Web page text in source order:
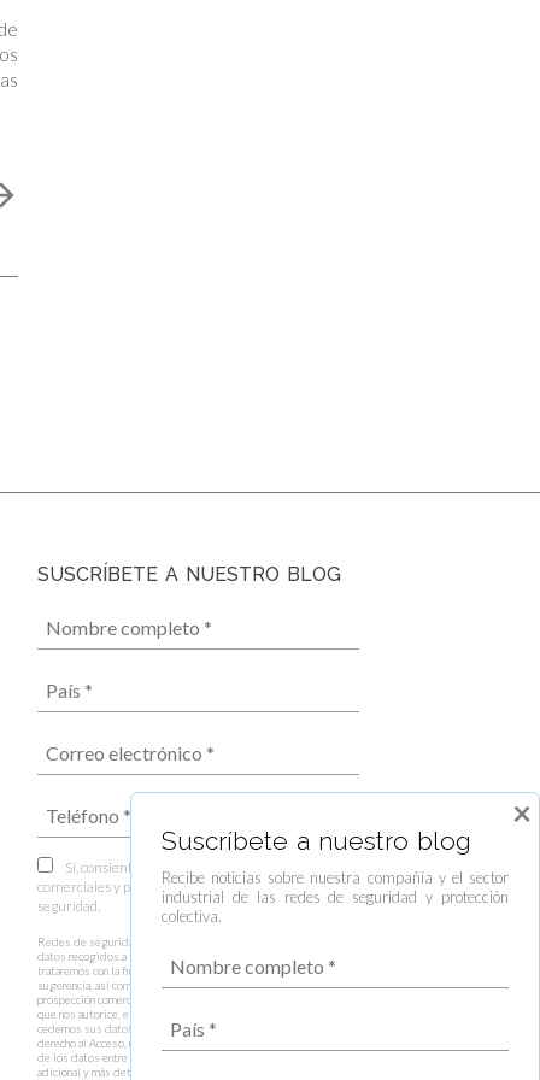
SUSCRÍBETE A NUESTRO BLOG
Sí, consiento el envío de boletines informativos,
comerciales y publicitarios por parte de Redes de
seguridad.
Redes de seguridad es el responsable del tratamiento de los
datos recogidos a través del presente formulario, los cuales
trataremos con la finalidad de responder a su consulta, duda o
sugerencia, así como gestionar el envío de información y
prospección comercial y envío de boletines informativos en caso
que nos autorice, estando legitimados por su consentimiento. No
cedemos sus datos a terceros salvo obligación legal. Tiene
derecho al Acceso, rectificación, supresión, oposición y limitación
de los datos entre otros derechos. Puede consultar información
adicional y más detallada sobre el tratamiento de datos en
Suscríbete a nuestro blog
Recibe noticias sobre nuestra compañía y el sector
industrial de las redes de seguridad y protección
colectiva.
×